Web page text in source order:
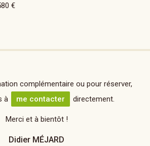
€
complémentaire ou pour réserver,
à
me contacter directement.
Merci et à bientôt !
Didier MÉJARD